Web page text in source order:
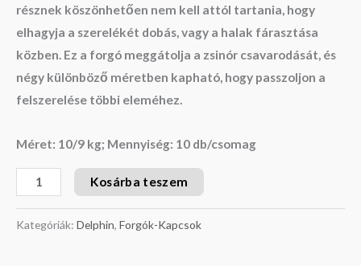
résznek köszönhetően nem kell attól tartania, hogy
elhagyja a szerelékét dobás, vagy a halak fárasztása
közben. Ez a forgó meggátolja a zsinór csavarodását, és
négy különböző méretben kapható, hogy passzoljon a
felszerelése többi eleméhez.
Méret: 10/9 kg; Mennyiség: 10 db/csomag
Kosárba teszem
Kategóriák: Delphin, Forgók-Kapcsok